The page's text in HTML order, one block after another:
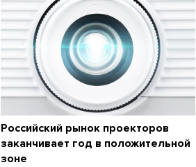
Российский рынок проекторов
заканчивает год в положительной
зоне